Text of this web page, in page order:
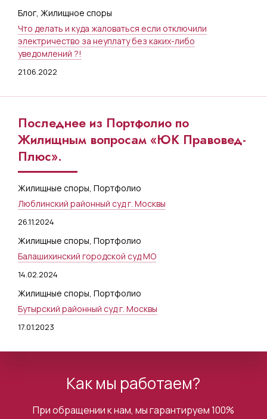
Блог, Жилищное споры
Что делать и куда жаловаться если отключили
электричество за неуплату без каких-либо
уведомлений ?!
21.06.2022
Последнее из Портфолио по
Жилищным вопросам «ЮК Правовед-
Плюс».
Жилищные споры Портфолио
Люблинский районный суд г. Москвы
26.11.2024
Жилищные споры Портфолио
Балашихинский городской суд МО
14.02.2024
Жилищные споры Портфолио
Бутырский районный суд г. Москвы
17.01.2023
Как мы работаем?
При обращении к нам, мы гарантируем 100%